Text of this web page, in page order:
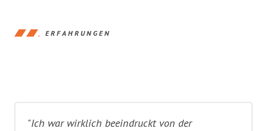
ERFAHRUNGEN
"Ich war wirklich beeindruckt von der